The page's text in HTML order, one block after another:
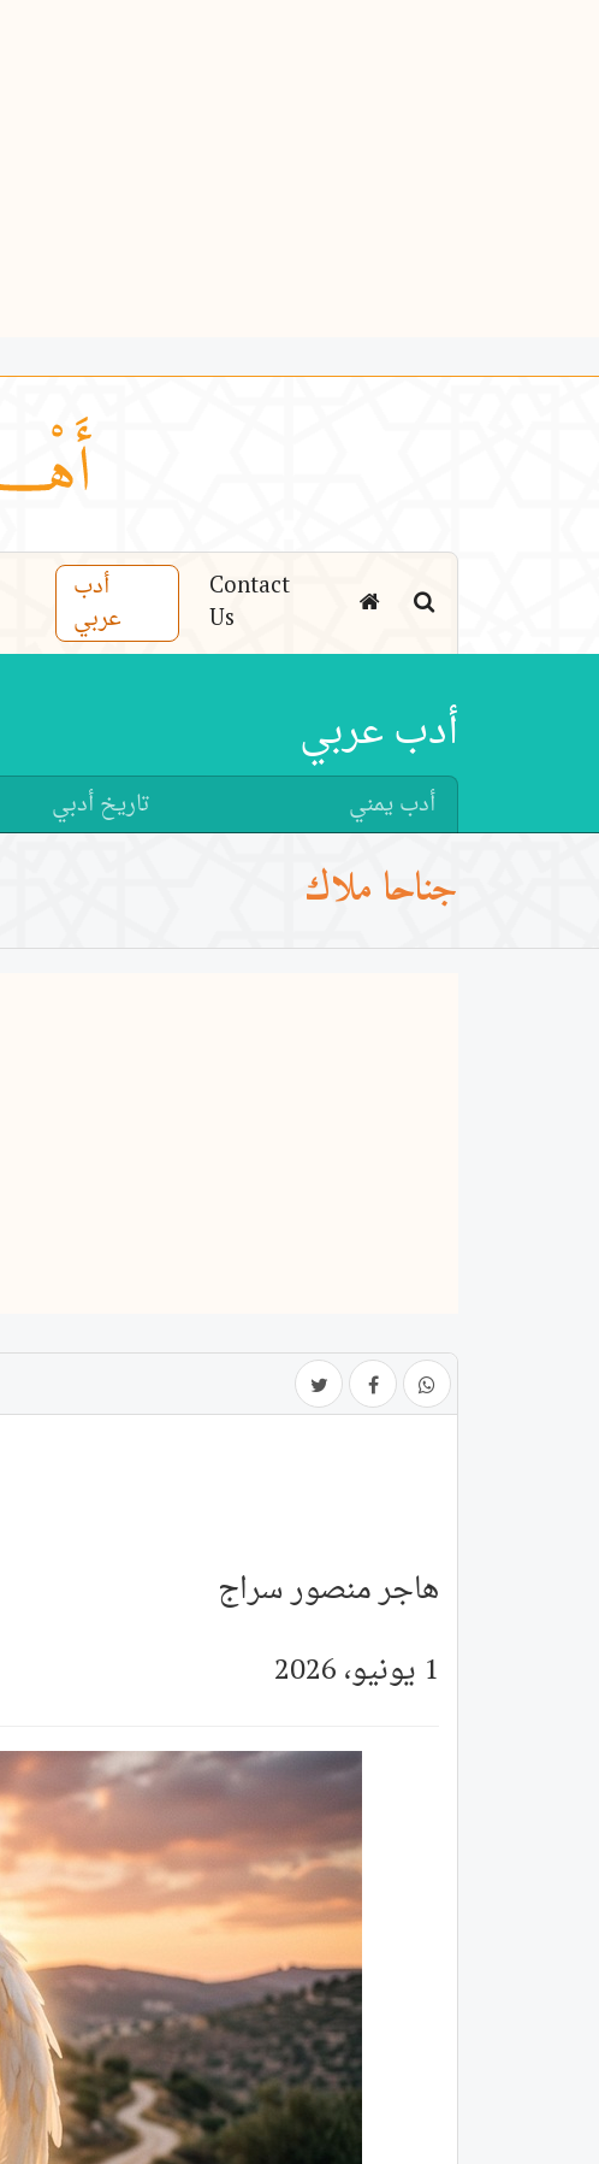
أدب
عربي
Contact
Us
أدب عربي
أدب يمني تاريخ أدبي
جناحا ملاك
هاجر منصور سراج
1 يونيو، 2026